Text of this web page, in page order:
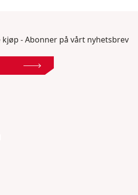
kjøp - Abonner på vårt nyhetsbrev